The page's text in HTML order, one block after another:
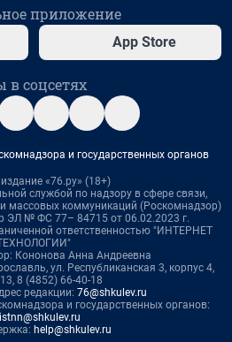
приложение
App Store
соцсетях
и государственных органов
«76.ру» (18+)
службой по надзору в сфере связи,
массовых коммуникаций (Роскомнадзор)
ЭЛ № ФС 77– 84715 от 06.02.2023 г.
ответственностью "ИНТЕРНЕТ
Кононова Анна Андреевна
ул. Республиканская 3, корпус 4,
8 (4852) 66-40-18
редакции: 76@shkulev.ru
и государственных органов:
help@shkulev.ru